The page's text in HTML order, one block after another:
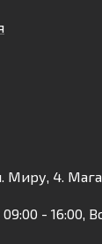
Миру, 4.
- 16:00,